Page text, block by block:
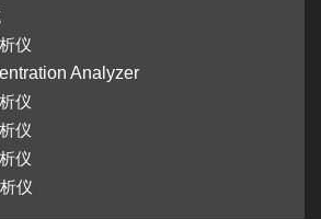
仪
Analyzer
仪
仪
仪
仪